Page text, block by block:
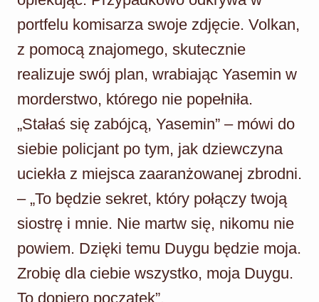
portfelu komisarza swoje zdjęcie. Volkan,
z pomocą znajomego, skutecznie
realizuje swój plan, wrabiając Yasemin w
morderstwo, którego nie popełniła.
„Stałaś się zabójcą, Yasemin” – mówi do
siebie policjant po tym, jak dziewczyna
uciekła z miejsca zaaranżowanej zbrodni.
– „To będzie sekret, który połączy twoją
siostrę i mnie. Nie martw się, nikomu nie
powiem. Dzięki temu Duygu będzie moja.
Zrobię dla ciebie wszystko, moja Duygu.
To dopiero początek”.